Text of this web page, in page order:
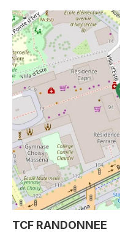
TCF RANDONNEE